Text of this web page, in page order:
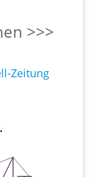
>>>
Zeitung